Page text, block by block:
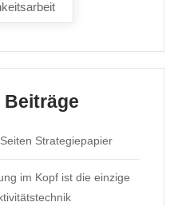
Beiträge
Strategiepapier
im Kopf ist die einzige